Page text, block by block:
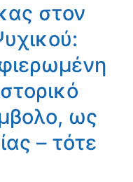
στον
ως
– τότε